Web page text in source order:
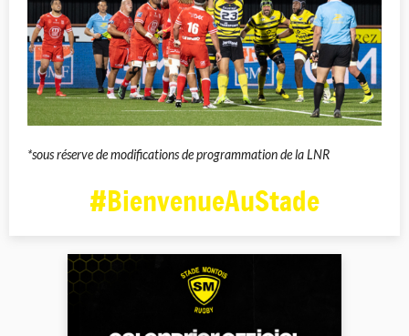
*sous réserve de modifications de programmation de la LNR
#BienvenueAuStade